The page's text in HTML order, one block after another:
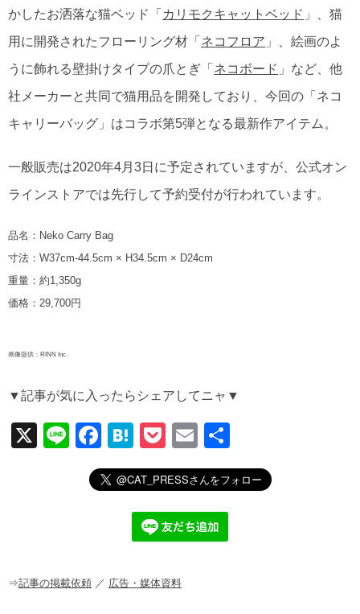
かしたお洒落な猫ベッド「 カリモクキャットベッド 」、猫
用に開発されたフローリング材「 ネコフロア 」、絵画のよ
うに飾れる壁掛けタイプの爪とぎ「 ネコボード 」など、他
社メーカーと共同で猫用品を開発しており、今回の「ネコ
キャリーバッグ」はコラボ第5弾となる最新作アイテム。
一般販売は2020年4月3日に予定されていますが、公式オン
ラインストアでは先行して予約受付が行われています。
品名：Neko Carry Bag
寸法：W37cm-44.5cm × H34.5cm × D24cm
重量：約1,350g
価格：29,700円
画像提供：RINN Inc.
▼記事が気に入ったらシェアしてニャ▼
X
Li
F
a
c
o
H
at
e
n
a
P
o
ck
et
E
m
ail
有
⇒記事の掲載依頼 ／ 広告・媒体資料